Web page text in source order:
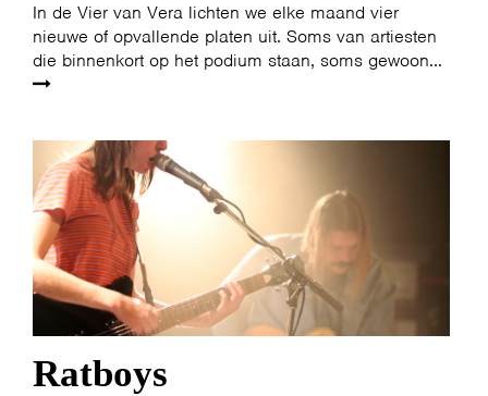
In de Vier van Vera lichten we elke maand vier
nieuwe of opvallende platen uit. Soms van artiesten
die binnenkort op het podium staan, soms gewoon...
Ratboys